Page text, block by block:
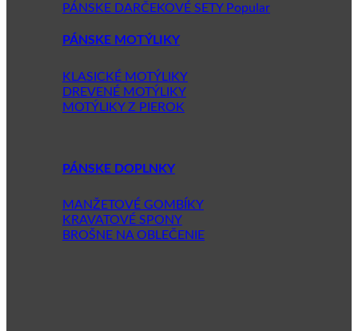
PÁNSKE DARČEKOVÉ SETY
PÁNSKE MOTÝLIKY
KLASICKÉ MOTÝLIKY
DREVENÉ MOTÝLIKY
MOTÝLIKY Z PIEROK
PÁNSKE DOPLNKY
MANŽETOVÉ GOMBÍKY
KRAVATOVÉ SPONY
BROŠNE NA OBLEČENIE